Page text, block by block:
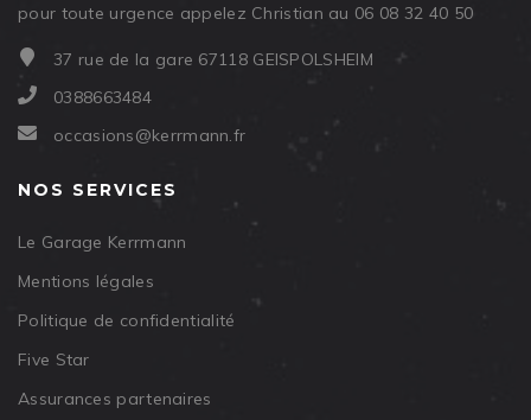
pour toute urgence appelez Christian au 06 08 32 40 50
37 rue de la gare 67118 GEISPOLSHEIM
0388663484
occasions@kerrmann.fr
NOS SERVICES
Le Garage Kerrmann
Mentions légales
Politique de confidentialité
Five Star
Assurances partenaires